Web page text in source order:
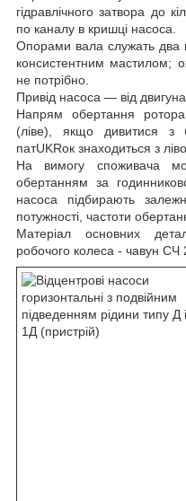
гідравлічного затвора до
по каналу в кришці насоса.
Опорами вала служать два
консистентним мастилом;
не потрібно.
Привід насоса — від
Напрям обертання
(ліве), якщо дивитися з
патUKRок знаходиться з
На вимогу споживача
обертанням за
насоса підбирають
потужності, частоти
Матеріал основних
робочого колеса - чавун